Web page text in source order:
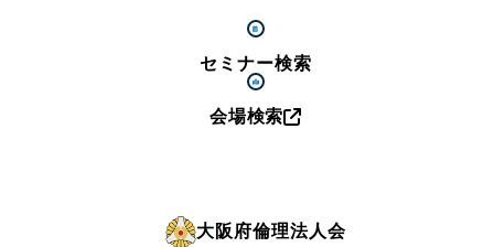
セミナー検索
会場検索
大阪府倫理法人会